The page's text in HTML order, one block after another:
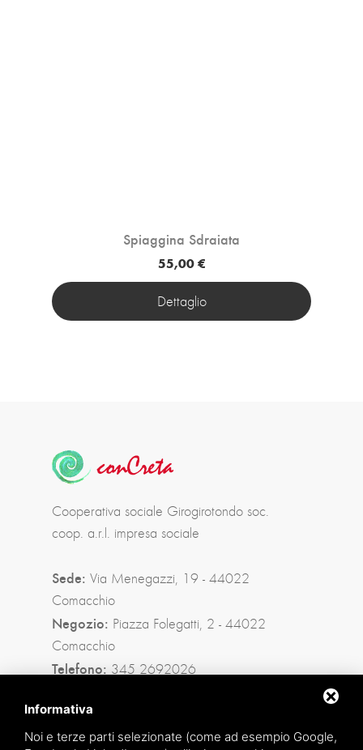
Spiaggina Sdraiata
55,00 €
Dettaglio
Cooperativa sociale Girogirotondo soc.
coop. a.r.l. impresa sociale
Sede: Via Menegazzi, 19 - 44022
Comacchio
Negozio: Piazza Folegatti, 2 - 44022
Comacchio
Telefono: 345 2692026
Privacy policy
Informativa
Noi e terze parti selezionate (come ad esempio Google,